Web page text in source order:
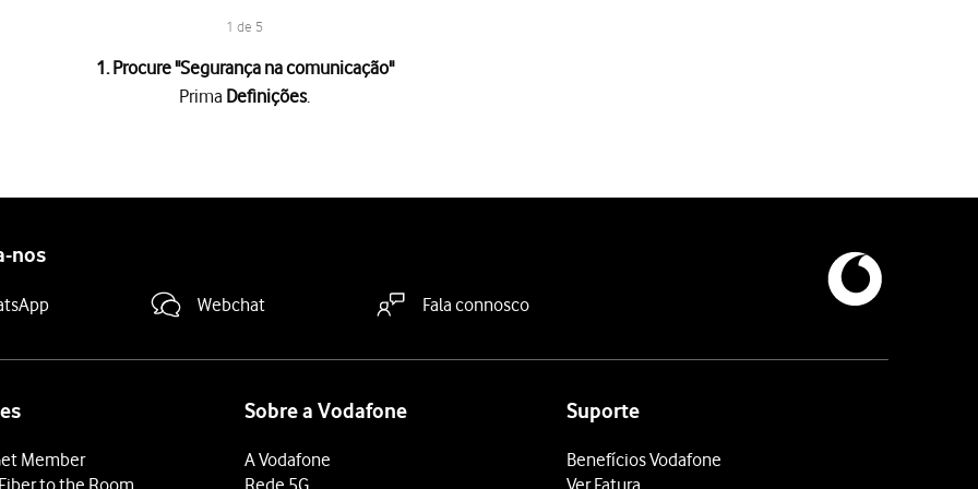
1 de 5
1. Procure "Segurança na comunicação"
Prima Definições.
nos
Webchat Fala connosco
Member
to the Room
Sobre a Vodafone
A Vodafone
Rede 5G
Suporte
Benefícios Vodafone
Ver Fatura